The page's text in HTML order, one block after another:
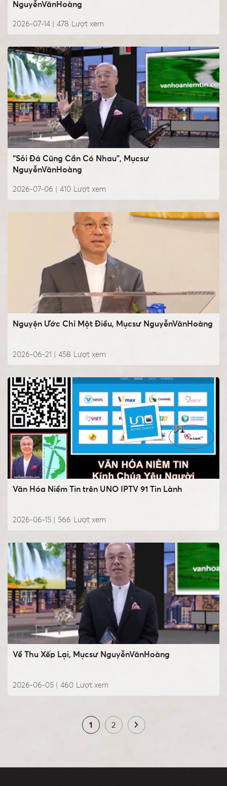
NguyễnVănHoàng
2026-07-14 | Lượt xem
478
“Sỏi Đá Cũng Cần Có Nhau”, Mụcsư
NguyễnVănHoàng
2026-07-06 | Lượt xem
410
Nguyện Ước Chỉ Một Điều, Mụcsư NguyễnVănHoàng
2026-06-21 | Lượt xem
458
Văn Hóa Niềm Tin trên UNO IPTV 91 Tin Lành
2026-06-15 | Lượt xem
566
Về Thu Xếp Lại, Mụcsư NguyễnVănHoàng
2026-06-05 | Lượt xem
460
1 2